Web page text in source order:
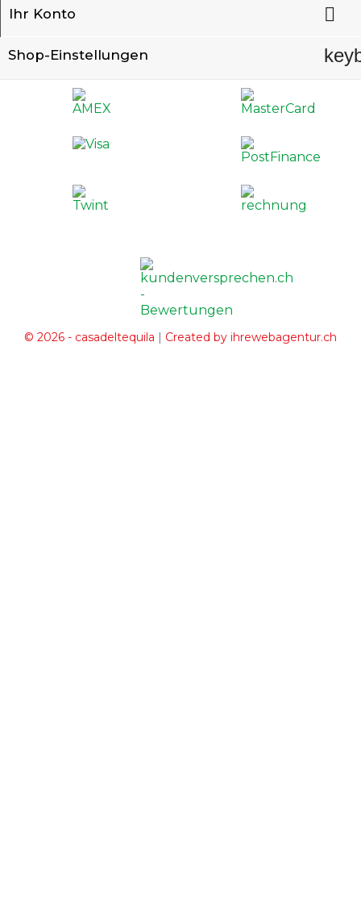
Ihr Konto 
Shop-Einstellungen
© 2026 - casadeltequila | Created by ihrewebagentur.ch